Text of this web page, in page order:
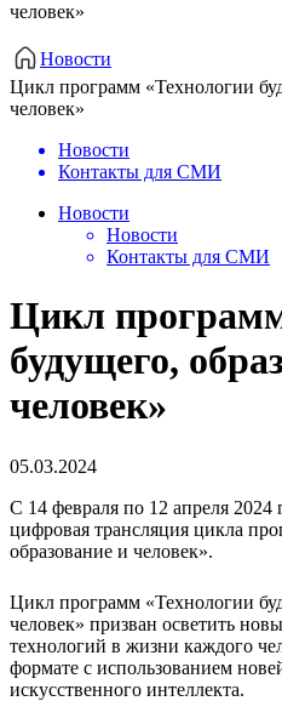
человек»
Новости
Цикл программ «Технологии
человек»
Новости
Контакты для СМИ
Новости
Новости
Контакты для СМИ
Цикл
будущего,
человек»
05.03.2024
С 14 февраля по 12 апреля 2024
цифровая трансляция цикла
образование и человек».
Цикл программ «Технологии
человек» призван осветить
технологий в жизни каждого
формате с использованием
искусственного интеллекта.